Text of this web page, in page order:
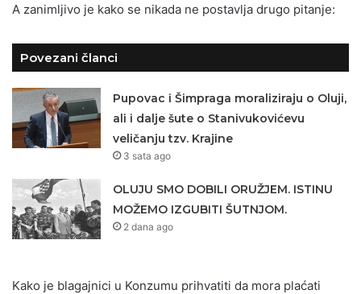
A zanimljivo je kako se nikada ne postavlja drugo pitanje:
Povezani članci
Pupovac i Šimpraga moraliziraju o Oluji,
ali i dalje šute o Stanivukovićevu
veličanju tzv. Krajine
3 sata ago
OLUJU SMO DOBILI ORUŽJEM. ISTINU
MOŽEMO IZGUBITI ŠUTNJOM.
2 dana ago
Kako je blagajnici u Konzumu prihvatiti da mora plaćati